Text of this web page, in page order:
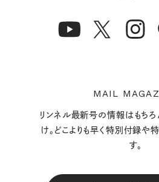
MAIL
リンネル最新号の情報はもち
け。どこよりも早く特別付録や
す。